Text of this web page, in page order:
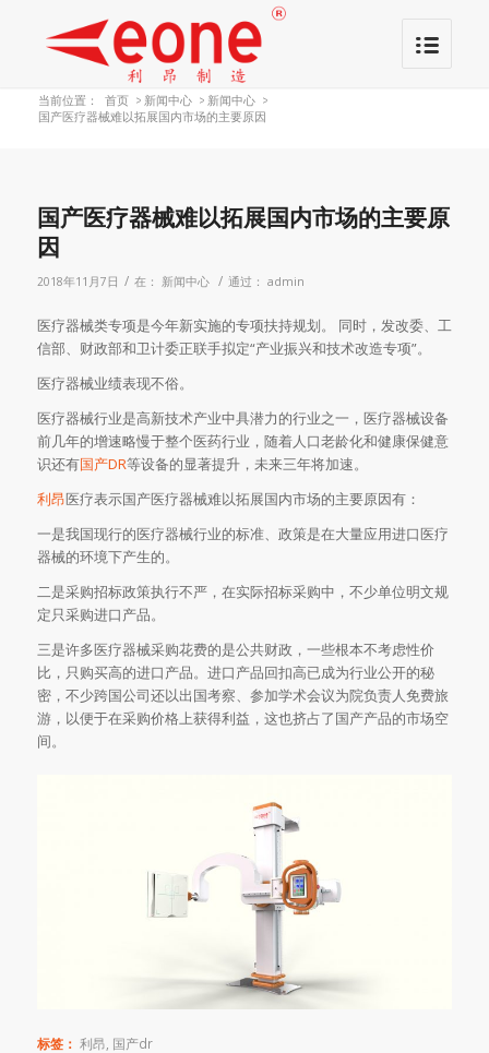
当前位置： 首页 > 新闻中心 > 新闻中心 >
国产医疗器械难以拓展国内市场的主要原因
国产医疗器械难以拓展国内市场的主要原
因
2018年11月7日 / 在： 新闻中心 / 通过： admin
医疗器械类专项是今年新实施的专项扶持规划。 同时，发改委、工
信部、财政部和卫计委正联手拟定“产业振兴和技术改造专项”。
医疗器械业绩表现不俗。
医疗器械行业是高新技术产业中具潜力的行业之一，医疗器械设备
前几年的增速略慢于整个医药行业，随着人口老龄化和健康保健意
识还有国产DR等设备的显著提升，未来三年将加速。
利昂医疗表示国产医疗器械难以拓展国内市场的主要原因有：
一是我国现行的医疗器械行业的标准、政策是在大量应用进口医疗
器械的环境下产生的。
二是采购招标政策执行不严，在实际招标采购中，不少单位明文规
定只采购进口产品。
三是许多医疗器械采购花费的是公共财政，一些根本不考虑性价
比，只购买高的进口产品。进口产品回扣高已成为行业公开的秘
密，不少跨国公司还以出国考察、参加学术会议为院负责人免费旅
游，以便于在采购价格上获得利益，这也挤占了国产产品的市场空
间。
标签： 利昂 国产dr